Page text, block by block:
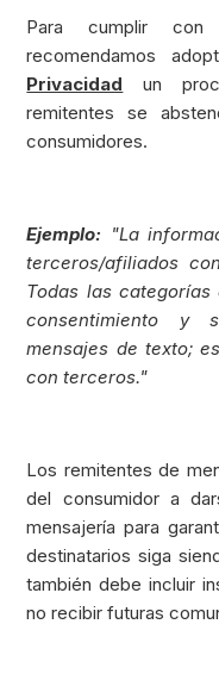
Para cumplir
recomendamos
Privacidad un
remitentes se
consumidores.
Ejemplo: "La
terceros/afiliados
Todas las
consentimiento y
mensajes de texto;
con terceros."
Los remitentes de
del consumidor a
mensajería para
destinatarios siga
también debe incluir
no recibir futuras